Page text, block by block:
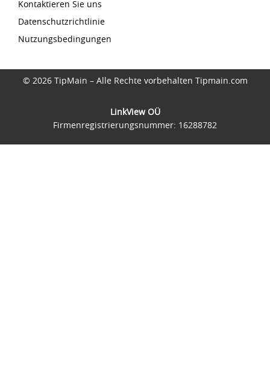
Kontaktieren Sie uns
Datenschutzrichtlinie
Nutzungsbedingungen
© 2026 TipMain – Alle Rechte vorbehalten Tipmain.com
LinkView OÜ
Firmenregistrierungsnummer: 16288782